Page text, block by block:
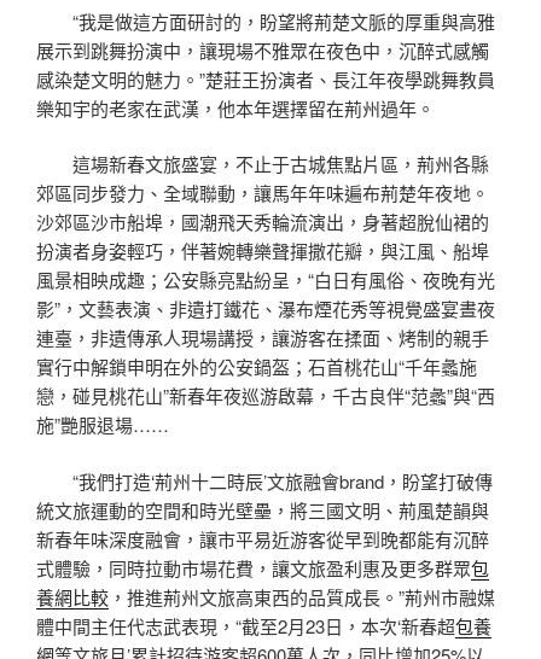
“我是做這方面研討的，盼望將荊楚文脈的厚重與高雅
展示到跳舞扮演中，讓現場不雅眾在夜色中，沉醉式感觸
感染楚文明的魅力。”楚莊王扮演者、長江年夜學跳舞教員
樂知宇的老家在武漢，他本年選擇留在荊州過年。
這場新春文旅盛宴，不止于古城焦點片區，荊州各縣
郊區同步發力、全域聯動，讓馬年年味遍布荊楚年夜地。
沙郊區沙市船埠，國潮飛天秀輪流演出，身著超脫仙裙的
扮演者身姿輕巧，伴著婉轉樂聲揮撒花瓣，與江風、船埠
風景相映成趣；公安縣亮點紛呈，“白日有風俗、夜晚有光
影”，文藝表演、非遺打鐵花、瀑布煙花秀等視覺盛宴晝夜
連臺，非遺傳承人現場講授，讓游客在揉面、烤制的親手
實行中解鎖申明在外的公安鍋盔；石首桃花山“千年蠡施
戀，碰見桃花山”新春年夜巡游啟幕，千古良伴“范蠡”與“西
施”艷服退場……
“我們打造‘荊州十二時辰’文旅融會brand，盼望打破傳
統文旅運動的空間和時光壁壘，將三國文明、荊風楚韻與
新春年味深度融會，讓市平易近游客從早到晚都能有沉醉
式體驗，同時拉動市場花費，讓文旅盈利惠及更多群眾包
養網比較 ，推進荊州文旅高東西的品質成長。”荊州市融媒
體中間主任代志武表現，“截至2月23日，本次‘新春超包養